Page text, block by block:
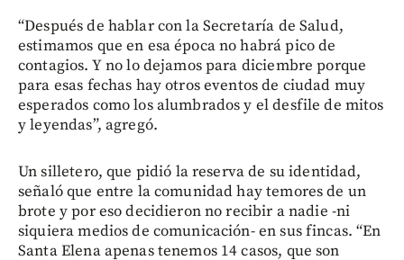
“Después de hablar con la Secretaría de Salud,
estimamos que en esa época no habrá pico de
contagios. Y no lo dejamos para diciembre porque
para esas fechas hay otros eventos de ciudad muy
esperados como los alumbrados y el desfile de mitos
y leyendas”, agregó.
Un silletero, que pidió la reserva de su identidad,
señaló que entre la comunidad hay temores de un
brote y por eso decidieron no recibir a nadie -ni
siquiera medios de comunicación- en sus fincas. “En
Santa Elena apenas tenemos 14 casos, que son